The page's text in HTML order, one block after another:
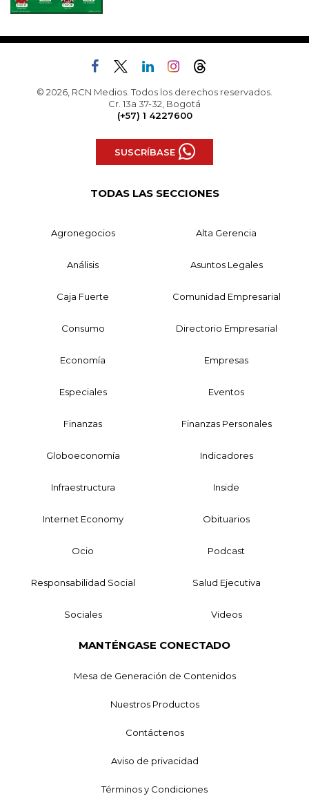
© 2026, RCN Medios. Todos los derechos reservados.
Cr. 13a 37-32, Bogotá
(+57) 1 4227600
SUSCRÍBASE
TODAS LAS SECCIONES
Agronegocios Alta Gerencia
Análisis Asuntos Legales
Caja Fuerte Comunidad Empresarial
Consumo Directorio Empresarial
Economía Empresas
Especiales Eventos
Finanzas Finanzas Personales
Globoeconomía Indicadores
Infraestructura Inside
Internet Economy Obituarios
Ocio Podcast
Responsabilidad Social Salud Ejecutiva
Sociales Videos
MANTÉNGASE CONECTADO
Mesa de Generación de Contenidos
Nuestros Productos
Contáctenos
Aviso de privacidad
Términos y Condiciones